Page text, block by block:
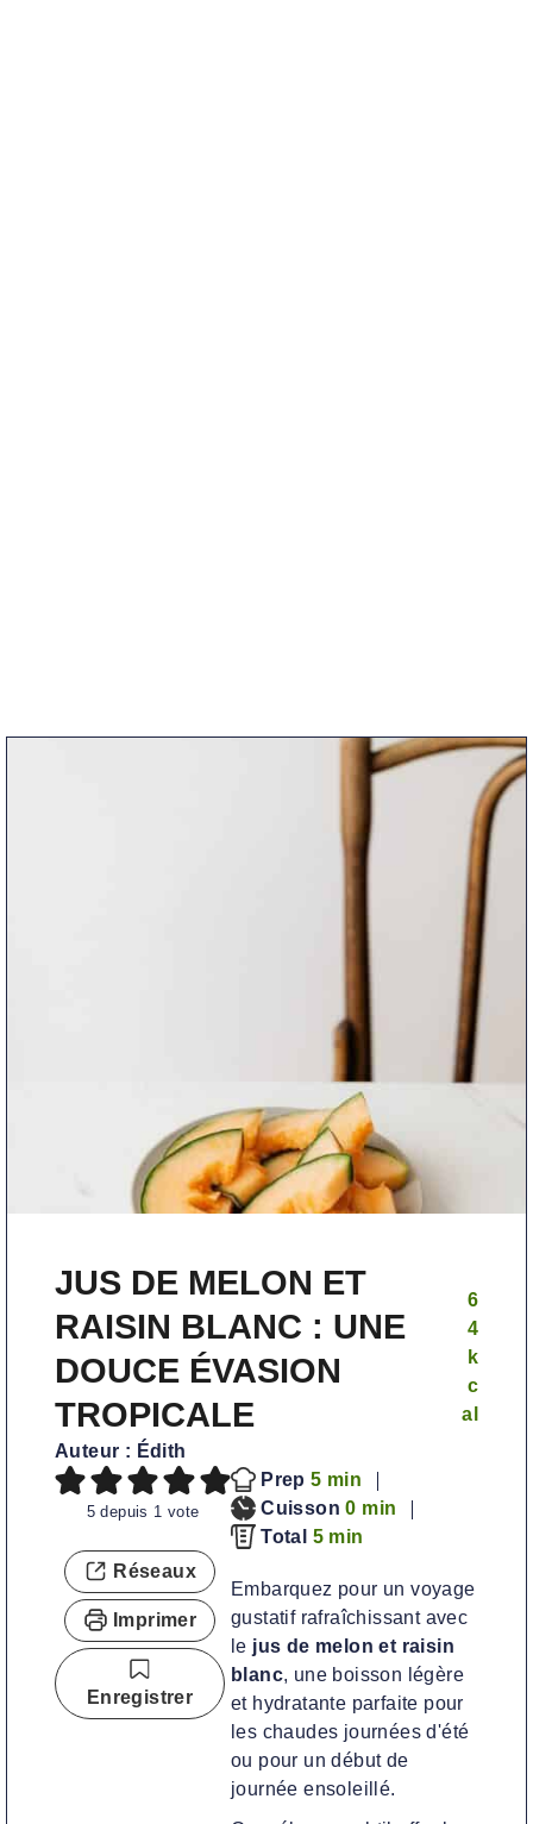
JUS DE MELON ET
RAISIN BLANC : UNE
DOUCE ÉVASION
TROPICALE
Auteur : Édith
6
4
k
c
al
5depuis 1 vote
Réseaux
Imprimer
Enregistrer
Prep5m
i
n
t
e
s
min
Cuisson0m
i
u
t
e
s
min
Total 5m
n
u
t
e
s
min
Embarquez pour un voyage
gustatif rafraîchissant avec
le jus de melon et raisin
blanc, une boisson légère
et hydratante parfaite pour
les chaudes journées d'été
ou pour un début de
journée ensoleillé.